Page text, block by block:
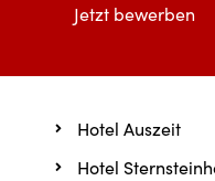
Jetzt bewerben
Hotel Auszeit
Hotel